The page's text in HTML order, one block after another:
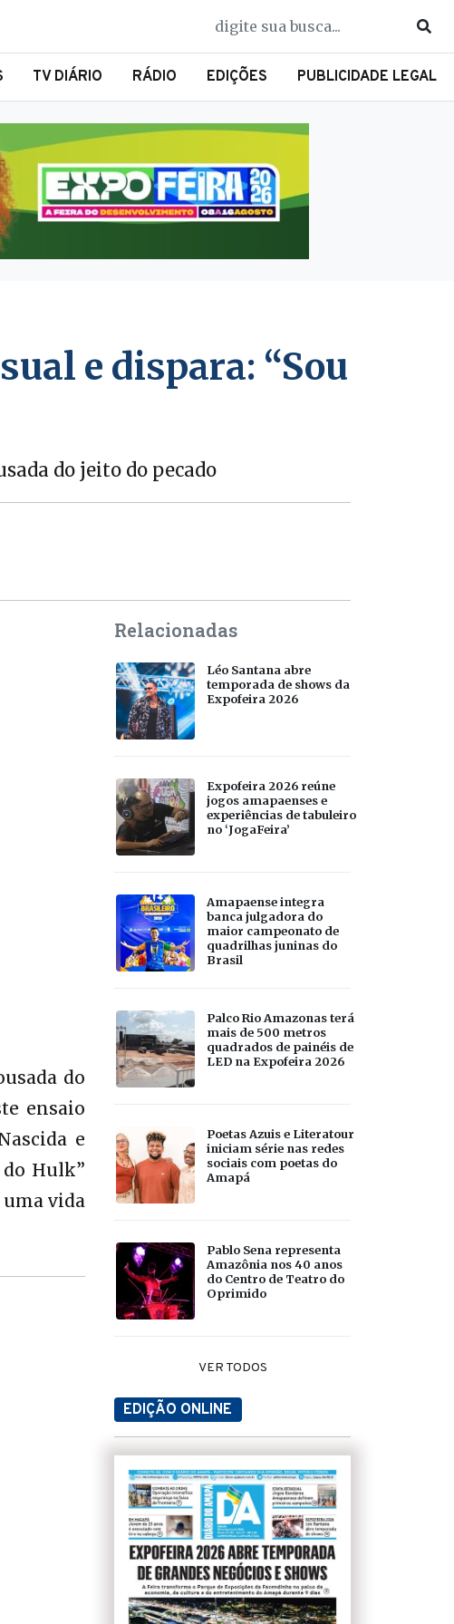
TV DIÁRIO RÁDIO EDIÇÕES PUBLICIDADE LEGAL
e dispara: “Sou
do jeito do pecado
do
ensaio
e
Hulk”
vida
Relacionadas
Léo Santana abre
temporada de shows da
Expofeira 2026
Expofeira 2026 reúne
jogos amapaenses e
experiências de tabuleiro
no ‘JogaFeira’
Amapaense integra
banca julgadora do
maior campeonato de
quadrilhas juninas do
Brasil
Palco Rio Amazonas terá
mais de 500 metros
quadrados de painéis de
LED na Expofeira 2026
Poetas Azuis e Literatour
iniciam série nas redes
sociais com poetas do
Amapá
Pablo Sena representa
Amazônia nos 40 anos
do Centro de Teatro do
Oprimido
VER TODOS
EDIÇÃO ONLINE